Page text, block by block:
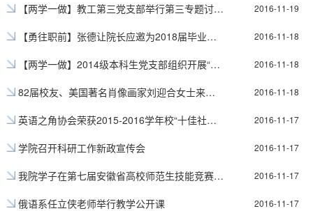
【两学一做】教工第三党支部举行第三专题讨论会 2016-11-19
【勇往职前】张德让院长应邀为2018届毕业生做考研辅导 2016-11-18
【两学一做】2014级本科生党支部组织开展“坚守纪律底线，培养高尚情操”学习会 2016-11-18
82届校友、美国著名肖像画家刘迎合女士来我院作“在美生活奋斗35年心得点滴”报告 2016-11-18
英语之角协会荣获2015-2016学年校“十佳社团”称号 2016-11-17
学院召开科研工作新政宣传会 2016-11-17
我院学子在第七届安徽省高校师范生技能竞赛中斩获佳绩 2016-11-17
俄语系任立侠老师举行教学公开课 2016-11-17